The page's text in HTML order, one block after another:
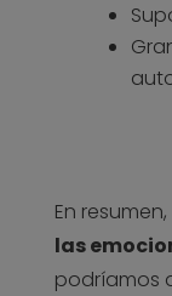
En resumen,
las
podríamos